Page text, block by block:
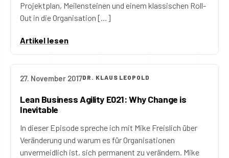
Projektplan, Meilensteinen und einem klassischen Roll-
Out in die Organisation […]
Artikel lesen
27. November 2017DR. KLAUS LEOPOLD
Lean Business Agility E021: Why Change is
Inevitable
In dieser Episode spreche ich mit Mike Freislich über
Veränderung und warum es für Organisationen
unvermeidlich ist, sich permanent zu verändern. Mike